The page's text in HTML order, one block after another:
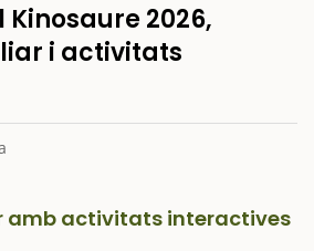
Kinosaure 2026,
i activitats
amb activitats interactives